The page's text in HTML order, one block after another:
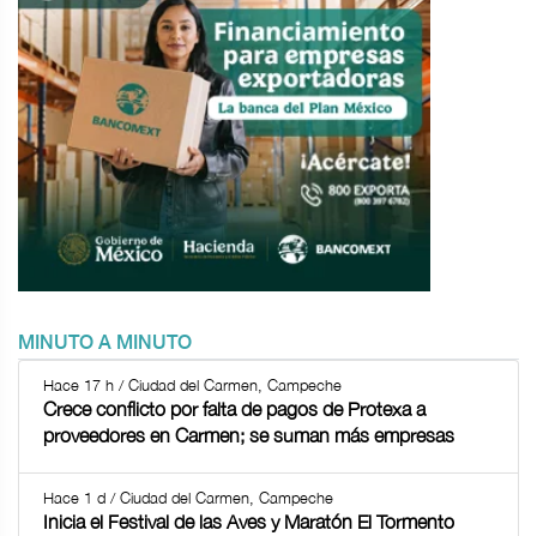
MINUTO A MINUTO
Hace 17 h / Ciudad del Carmen, Campeche
Crece conflicto por falta de pagos de Protexa a
proveedores en Carmen; se suman más empresas
Hace 1 d / Ciudad del Carmen, Campeche
Inicia el Festival de las Aves y Maratón El Tormento